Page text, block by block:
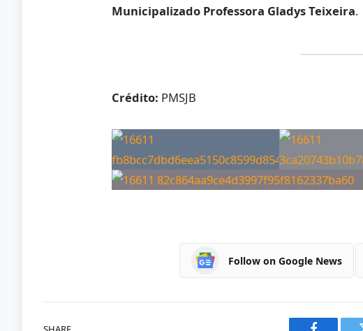
Municipalizado Professora Gladys Teixeira.
Crédito: PMSJB
Follow on Google News